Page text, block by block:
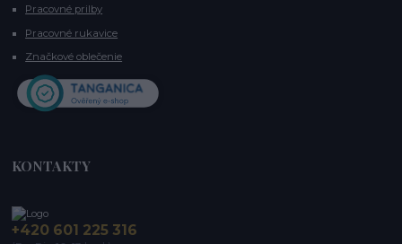
Pracovné prilby
Pracovné rukavice
Značkové oblečenie
KONTAKTY
+420 601 225 316